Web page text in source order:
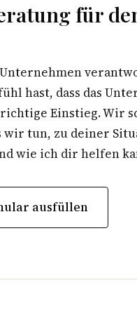
für
hast, dass das
Einstieg. Wir
wir tun, zu deiner
wie ich dir helfen
ausfüllen